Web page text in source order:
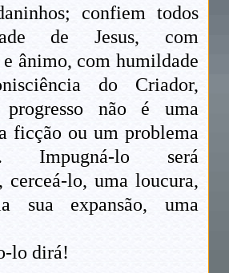
confiem todos
de Jesus, com
e ânimo, com humildade
do Criador,
não é uma
ficção ou um problema
Impugná-lo será
cerceá-lo, uma loucura,
sua expansão, uma
lo dirá!